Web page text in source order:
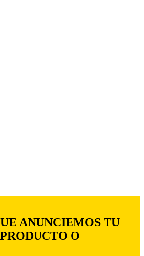
ANUNCIEMOS TU
O